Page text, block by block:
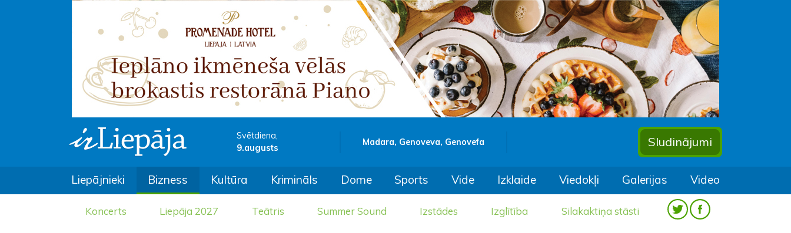
Svētdiena,
9.augusts
Madara, Genoveva, Genovefa Sludinājumi
Liepājnieki Bizness Kultūra Krimināls Dome Sports Vide Izklaide Viedokļi Galerijas Video
Koncerts Liepāja 2027 Teātris Summer Sound Izstādes Izglītība Silakaktiņa stāsti